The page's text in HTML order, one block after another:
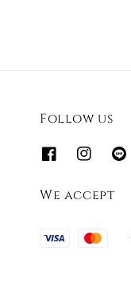
Follow us
We accept